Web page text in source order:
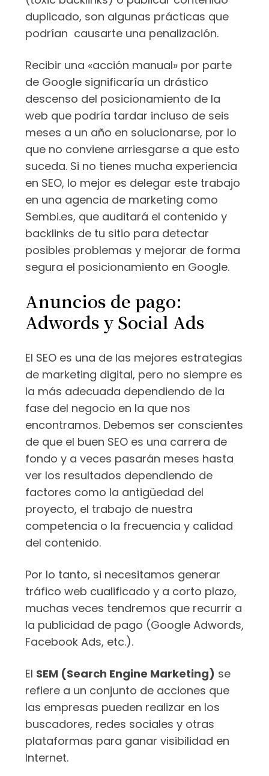
duplicado, son algunas prácticas que
podrían causarte una penalización.
Recibir una «acción manual» por parte
de Google significaría un drástico
descenso del posicionamiento de la
web que podría tardar incluso de seis
meses a un año en solucionarse, por lo
que no conviene arriesgarse a que esto
suceda. Si no tienes mucha experiencia
en SEO, lo mejor es delegar este trabajo
en una agencia de marketing como
Sembi.es, que auditará el contenido y
backlinks de tu sitio para detectar
posibles problemas y mejorar de forma
segura el posicionamiento en Google.
Anuncios de pago:
Adwords y Social Ads
El SEO es una de las mejores estrategias
de marketing digital, pero no siempre es
la más adecuada dependiendo de la
fase del negocio en la que nos
encontramos. Debemos ser conscientes
de que el buen SEO es una carrera de
fondo y a veces pasarán meses hasta
ver los resultados dependiendo de
factores como la antigüedad del
proyecto, el trabajo de nuestra
competencia o la frecuencia y calidad
del contenido.
Por lo tanto, si necesitamos generar
tráfico web cualificado y a corto plazo,
muchas veces tendremos que recurrir a
la publicidad de pago (Google Adwords,
Facebook Ads, etc.).
El SEM (Search Engine Marketing) se
refiere a un conjunto de acciones que
las empresas pueden realizar en los
buscadores, redes sociales y otras
plataformas para ganar visibilidad en
Internet.